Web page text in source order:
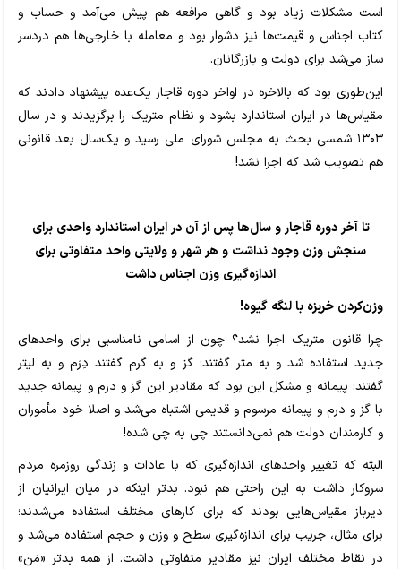
است مشکلات زیاد بود و گاهی مرافعه هم پیش می‌آمد و حساب‌ و
کتاب اجناس و قیمت‌ها نیز دشوار بود و معامله با خارجی‌ها هم دردسر
ساز می‌شد برای دولت و بازرگانان.
این‌طوری بود که بالاخره در اواخر دوره قاجار یک‌عده پیشنهاد دادند که
مقیاس‌ها در ایران استاندارد بشود و نظام متریک را برگزیدند و در سال
۱۳۰۳ شمسی بحث به مجلس شورای ملی رسید و یک‌سال بعد قانونی
هم تصویب شد که اجرا نشد!
تا آخر دوره قاجار و سال‌ها پس از آن در ایران استاندارد واحدی برای
سنجش وزن وجود نداشت و هر شهر و ولایتی واحد متفاوتی برای
اندازه‌گیری وزن اجناس داشت
وزن‌کردن خربزه با لنگه گیوه!
چرا قانون متریک اجرا نشد؟ چون از اسامی نامناسبی برای واحدهای
جدید استفاده شد و به متر ‌گفتند: گز و به گرم گفتند دِرَم و به لیتر
‌گفتند: پیمانه و مشکل این بود که مقادیر این گز و درم و پیمانه جدید
با گز و درم و پیمانه مرسوم و قدیمی اشتباه می‌شد و اصلا خود مأموران
و کارمندان دولت هم نمی‌دانستند چی به چی شده!
البته که تغییر واحدهای اندازه‌گیری که با عادات و زندگی روزمره مردم
سروکار داشت به این راحتی هم نبود. بدتر اینکه در میان ایرانیان از
دیرباز مقیاس‌هایی بودند که برای کارهای مختلف استفاده می‌شدند؛
برای مثال، جریب برای اندازه‌گیری سطح و وزن و حجم استفاده می‌شد و
در نقاط مختلف ایران نیز مقادیر متفاوتی داشت. از همه بدتر «مَن»